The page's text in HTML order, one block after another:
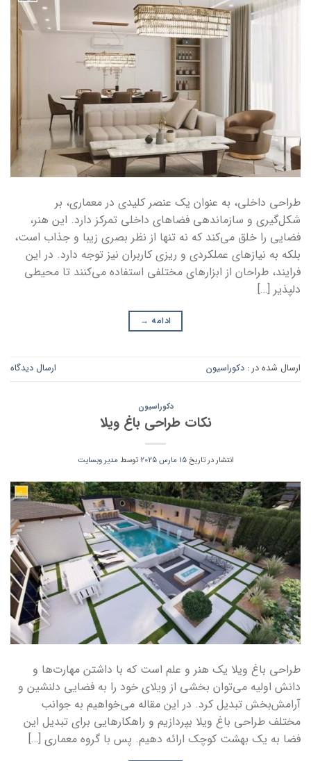
طراحی داخلی، به عنوان یک عنصر کلیدی در معماری، بر
شکل‌گیری و سازماندهی فضاهای داخلی تمرکز دارد. این هنر،
فضایی را خلق می‌کند که نه تنها از نظر بصری زیبا و جذاب است،
بلکه به نیازهای عملکردی و ریزی کاربران نیز توجه دارد. در این
فرایند، طراحان از ابزارهای مختلفی استفاده می‌کنند تا محیطی
دلپذیر […]
ادامه →
ارسال شده در : دکوراسیون ارسال دیدگاه
دکوراسیون
نکات طراحی باغ ویلا
انتشار در تاریخ15 مارس 2025 توسط مدیر وبسایت
طراحی باغ ویلا یک هنر و علم است که با داشتن مهارت‌ها و
دانش اولیه می‌توان بخشی از ویلای خود را به فضایی دلنشین و
آرامش‌بخش تبدیل کرد. در این مقاله می‌خواهیم به جوانب
مختلف طراحی باغ ویلا بپردازیم و راهکارهایی برای تبدیل این
فضا به یک بهشت کوچک ارائه دهیم. پس با گروه معماری […]